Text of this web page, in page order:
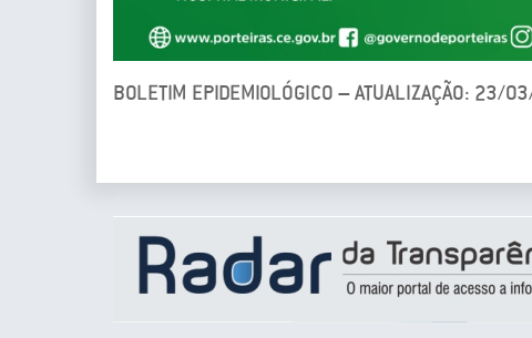
BOLETIM EPIDEMIOLÓGICO – ATUALIZAÇÃO: 23/